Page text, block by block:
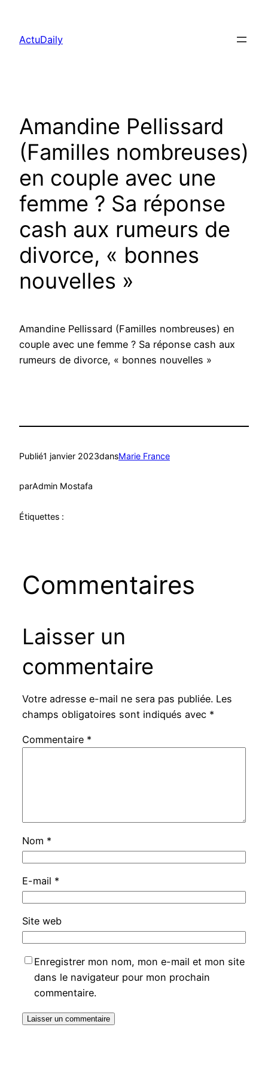
contenu
ActuDaily
Amandine Pellissard
(Familles nombreuses)
en couple avec une
femme ? Sa réponse
cash aux rumeurs de
divorce, « bonnes
nouvelles »
Amandine Pellissard (Familles nombreuses) en
couple avec une femme ? Sa réponse cash aux
rumeurs de divorce, « bonnes nouvelles »
Publié1 janvier 2023dansMarie France
parAdmin Mostafa
Étiquettes :
Commentaires
Laisser un
commentaire
Votre adresse e-mail ne sera pas publiée. Les
champs obligatoires sont indiqués avec *
Commentaire *
Nom *
E-mail *
Site web
Enregistrer mon nom, mon e-mail et mon site
dans le navigateur pour mon prochain
commentaire.